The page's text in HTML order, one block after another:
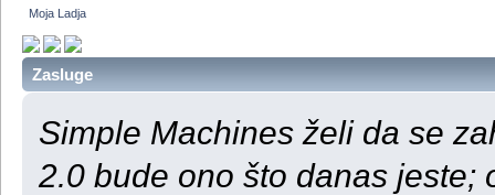
Moja Ladja
Zasluge
Simple Machines želi da se
2.0 bude ono što danas